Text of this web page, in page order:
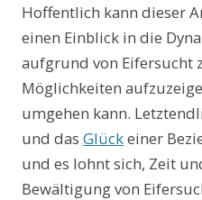
Hoffentlich kann dieser
einen Einblick in die
aufgrund von Eifersucht
Möglichkeiten
umgehen kann.
und das Glückeiner
und es lohnt sich, Zeit
Bewältigung von